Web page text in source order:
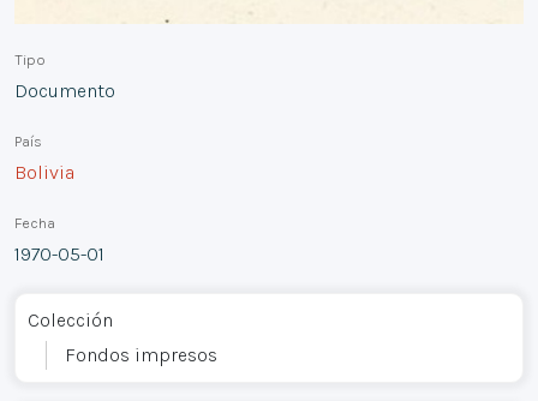
Tipo
Documento
País
Bolivia
Fecha
1970-05-01
Colección
Fondos impresos